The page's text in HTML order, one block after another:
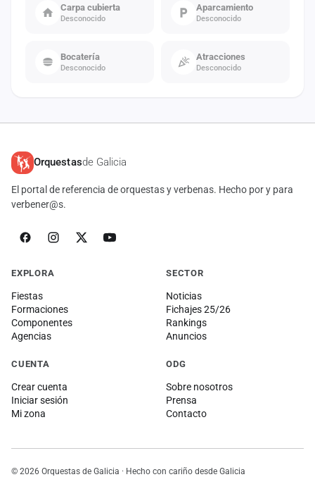
Carpa cubierta
Desconocido
Aparcamiento
Desconocido
Bocatería
Desconocido
Atracciones
Desconocido
Orquestasde Galicia
El portal de referencia de orquestas y verbenas. Hecho por y para
verbener@s.
EXPLORA
Fiestas
Formaciones
Componentes
Agencias
SECTOR
Noticias
Fichajes 25/26
Rankings
Anuncios
CUENTA
Crear cuenta
Iniciar sesión
Mi zona
ODG
Sobre nosotros
Prensa
Contacto
© 2026 Orquestas de Galicia · Hecho con cariño desde Galicia